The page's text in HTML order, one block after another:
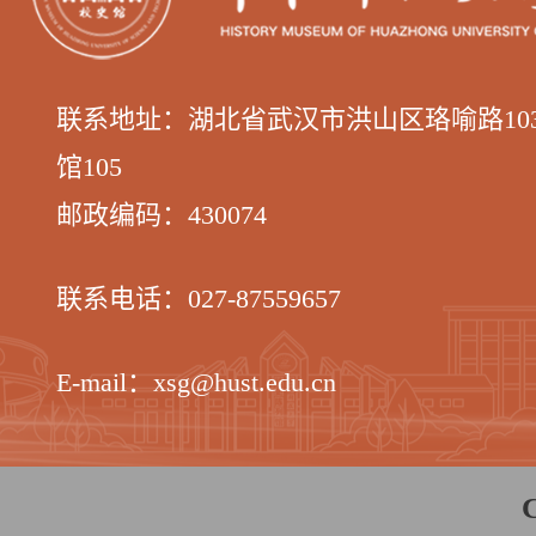
联系地址：湖北省武汉市洪山区珞喻路
馆105
邮政编码： 430074
联系电话： 027-87559657
E-mail：xsg@hust.edu.cn